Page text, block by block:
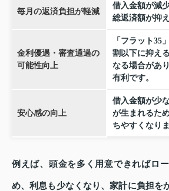
毎月の返済負担が軽減
借入金額が減
総返済額が抑
金利優遇・審査通過の
可能性向上
「フラット35
割以下に抑え
なる場合があ
有利です。
安心感の向上
借入金額が少
が生まれるた
ちやすくなりま
例えば、頭金を多く用意できればロ
め、利息も少なくなり、家計に負担を